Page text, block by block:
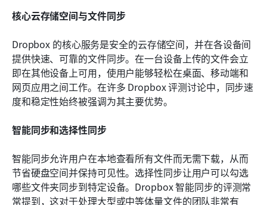
核心云存储空间与文件同步
Dropbox 的核心服务是安全的云存储空间，并在各设备间
提供快速、可靠的文件同步。在一台设备上传的文件会立
即在其他设备上可用，使用户能够轻松在桌面、移动端和
网页应用之间工作。在许多 Dropbox 评测讨论中，同步速
度和稳定性始终被强调为其主要优势。
智能同步和选择性同步
智能同步允许用户在本地查看所有文件而无需下载，从而
节省硬盘空间并保持可见性。选择性同步让用户可以勾选
哪些文件夹同步到特定设备。Dropbox 智能同步的评测常
常提到，这对于处理大型或中等体量文件的团队非常有